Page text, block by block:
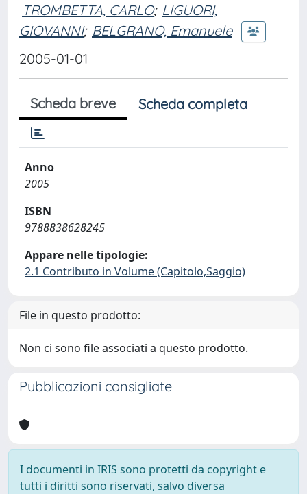
TROMBETTA, CARLO; LIGUORI,
GIOVANNI; BELGRANO, Emanuele
2005-01-01
Scheda breve Scheda completa
Anno
2005
ISBN
9788838628245
Appare nelle tipologie:
2.1 Contributo in Volume (Capitolo,Saggio)
File in questo prodotto:
Non ci sono file associati a questo prodotto.
Pubblicazioni consigliate
I documenti in IRIS sono protetti da copyright e
tutti i diritti sono riservati, salvo diversa